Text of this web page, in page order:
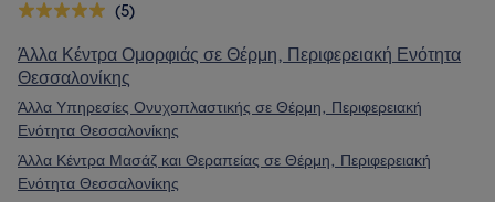
(5)
Άλλα Κέντρα Ομορφιάς σε Θέρμη, Περιφερειακή Ενότητα
Θεσσαλονίκης
Άλλα Υπηρεσίες Ονυχοπλαστικής σε Θέρμη, Περιφερειακή
Ενότητα Θεσσαλονίκης
Άλλα Κέντρα Μασάζ και Θεραπείας σε Θέρμη, Περιφερειακή
Ενότητα Θεσσαλονίκης